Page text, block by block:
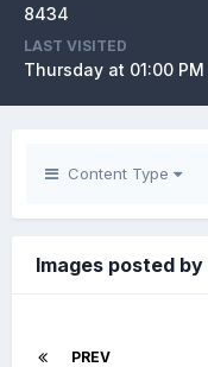
8434
LAST VISITED
Thursday at 01:00 PM
Content Type
Images posted
PREV